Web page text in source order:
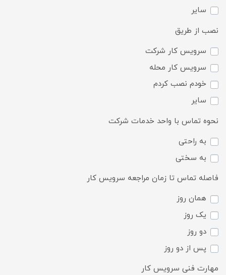
سایر
نصب از طریق
سرویس کار شرکت
سرویس کار محله
خودم نصب کردم
سایر
نحوه تماس با واحد خدمات شرکت
به راحتی
به سختی
فاصله تماس تا زمان مراجعه سرویس کار
همان روز
یک روز
دو روز
پس از دو روز
مهارت فنی سرویس کار